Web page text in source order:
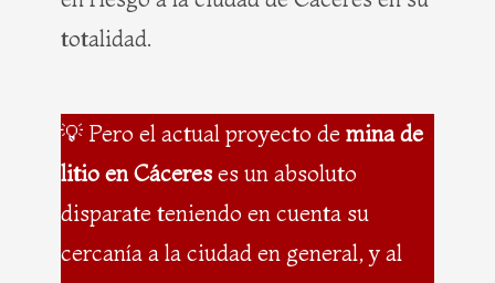
totalidad.
💡 Pero el actual proyecto de mina de
litio en Cáceres es un absoluto
disparate teniendo en cuenta su
cercanía a la ciudad en general, y al